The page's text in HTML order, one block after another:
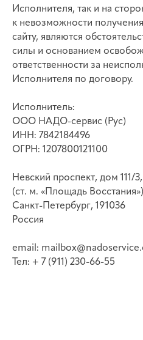
Исполнителя, так и на
к невозможности
сайту, являются
силы и основанием
ответственности за
Исполнителя по договору.
Исполнитель:
ООО НАДО-сервис (Рус)
ИНН: 7842184496
ОГРН: 1207800121100
Невский проспект, дом 111/
(ст. м. «Площадь Восстания»)
Санкт-Петербург, 191036
Россия
email:
Тел: + 7 (911) 230-66-55